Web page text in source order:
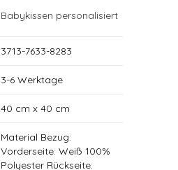
Babykissen personalisiert
3713-7633-8283
3-6 Werktage
40 cm x 40 cm
Material Bezug:
Vorderseite: Weiß 100%
Polyester Rückseite: